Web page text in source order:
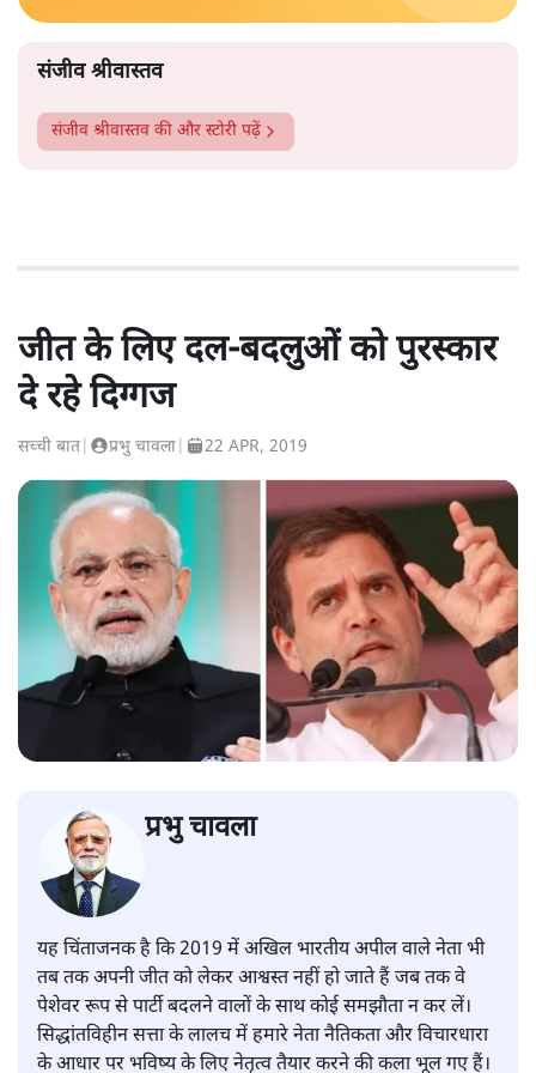
संजीव श्रीवास्तव
संजीव श्रीवास्तव की और स्टोरी पढ़ें
जीत के लिए दल-बदलुओं को पुरस्कार
दे रहे दिग्गज
सच्ची बात प्रभु चावला 22 APR, 2019
प्रभु चावला
यह चिंताजनक है कि 2019 में अखिल भारतीय अपील वाले नेता भी
तब तक अपनी जीत को लेकर आश्वस्त नहीं हो जाते हैं जब तक वे
पेशेवर रूप से पार्टी बदलने वालों के साथ कोई समझौता न कर लें।
सिद्धांतविहीन सत्ता के लालच में हमारे नेता नैतिकता और विचारधारा
के आधार पर भविष्य के लिए नेतृत्व तैयार करने की कला भूल गए हैं।